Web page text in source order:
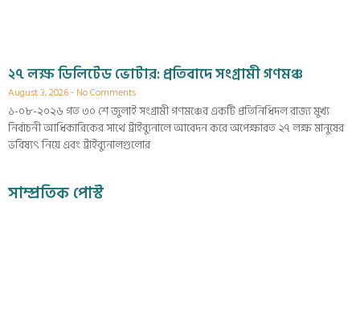
২৭ লক্ষ ডিলিটেড ভোটার: প্রতিবাদে সংগ্রামী গণমঞ্চ
August 3, 2026 No Comments
১-০৮-২০২৬ গত ৩০ শে জুলাই সংগ্রামী গণমঞ্চের একটি প্রতিনিধিদল রাজ্য মুখ্য
নির্বাচনী আধিকারিকের সাথে ট্রাইব্যুনালে আবেদন করে অপেক্ষারত ২৭ লক্ষ মানুষের
ভবিষ্যৎ নিয়ে এবং ট্রাইব্যুনালগুলোর
সাম্প্রতিক পোস্ট